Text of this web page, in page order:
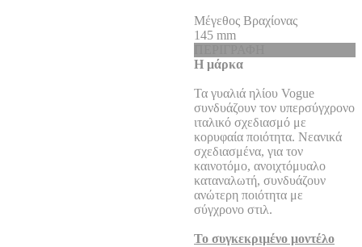
Μέγεθος Βραχίονας
145 mm
Η μάρκα
Τα γυαλιά ηλίου Vogue
συνδυάζουν τον υπερσύγχρονο
ιταλικό σχεδιασμό με
κορυφαία ποιότητα. Νεανικά
σχεδιασμένα, για τον
καινοτόμο, ανοιχτόμυαλο
καταναλωτή, συνδυάζουν
ανώτερη ποιότητα με
σύγχρονο στιλ.
Το συγκεκριμένο μοντέλο